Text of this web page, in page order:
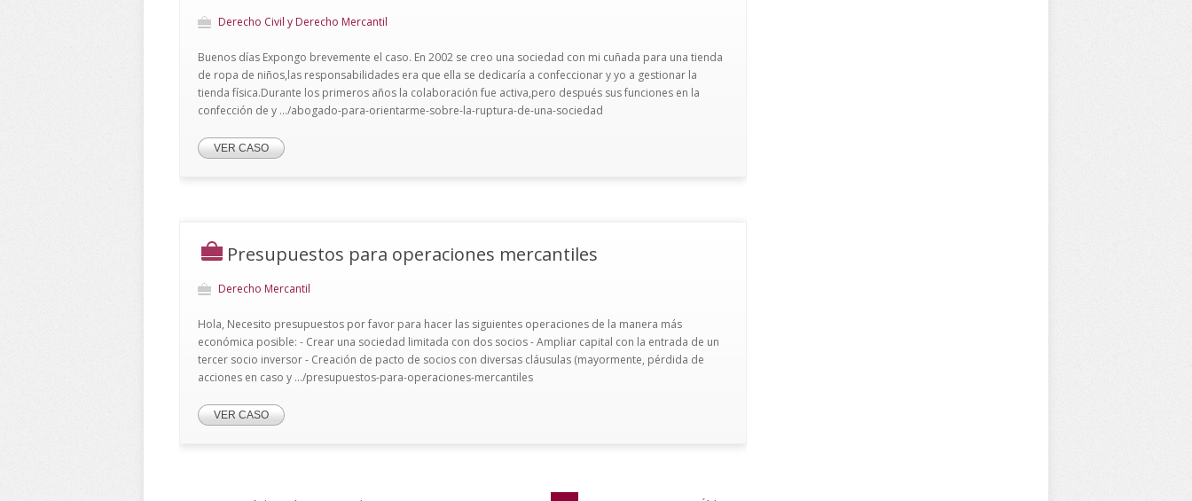
Derecho Civil y Derecho Mercantil
Buenos días Expongo brevemente el caso. En 2002 se creo una sociedad con mi cuñada para una tienda
de ropa de niños,las responsabilidades era que ella se dedicaría a confeccionar y yo a gestionar la
tienda física.Durante los primeros años la colaboración fue activa,pero después sus funciones en la
confección de y .../abogado-para-orientarme-sobre-la-ruptura-de-una-sociedad
VER CASO
Presupuestos para operaciones mercantiles
Derecho Mercantil
Hola, Necesito presupuestos por favor para hacer las siguientes operaciones de la manera más
económica posible: - Crear una sociedad limitada con dos socios - Ampliar capital con la entrada de un
tercer socio inversor - Creación de pacto de socios con diversas cláusulas (mayormente, pérdida de
acciones en caso y .../presupuestos-para-operaciones-mercantiles
VER CASO